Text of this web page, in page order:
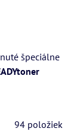
špeciálne
94 položiek